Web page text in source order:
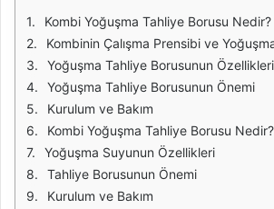
Kombi Yoğuşma Tahliye Borusu Nedir?
Kombinin Çalışma Prensibi ve
Yoğuşma Tahliye Borusunun Özellikleri
Yoğuşma Tahliye Borusunun Önemi
Kurulum ve Bakım
Kombi Yoğuşma Tahliye Borusu Nedir?
Yoğuşma Suyunun Özellikleri
Tahliye Borusunun Önemi
Kurulum ve Bakım